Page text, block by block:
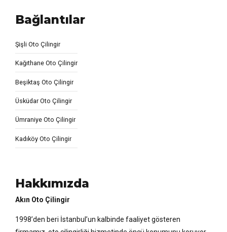
Bağlantılar
Şişli Oto Çilingir
Kağıthane Oto Çilingir
Beşiktaş Oto Çilingir
Üsküdar Oto Çilingir
Ümraniye Oto Çilingir
Kadıköy Oto Çilingir
Hakkımızda
Akın Oto Çilingir
1998’den beri İstanbul’un kalbinde faaliyet gösteren